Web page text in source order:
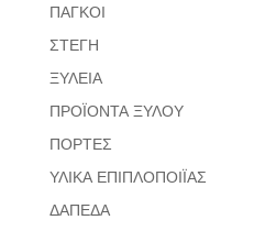
ΠΑΓΚΟΙ
ΣΤΕΓΗ
ΞΥΛΕΙΑ
ΠΡΟΪΟΝΤΑ ΞΥΛΟΥ
ΠΟΡΤΕΣ
ΥΛΙΚΑ ΕΠΙΠΛΟΠΟΙΪΑΣ
ΔΑΠΕΔΑ